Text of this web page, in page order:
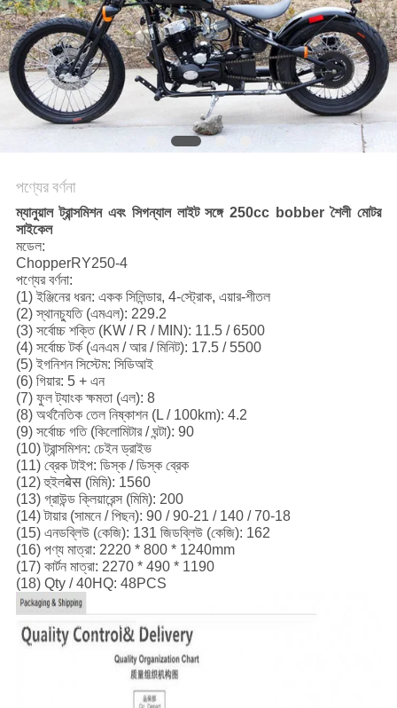
নীতি
পণ্যের বর্ণনা
ম্যানুয়াল ট্রান্সমিশন এবং সিগন্যাল লাইট সঙ্গে 250cc bobber শৈলী মোটর
সাইকেল
মডেল:
ChopperRY250-4
পণ্যের বর্ণনা:
(1) ইঞ্জিনের ধরন: একক সিলিন্ডার, 4-স্ট্রোক, এয়ার-শীতল
(2) স্থানচ্যুতি (এমএল): 229.2
(3) সর্বোচ্চ শক্তি (KW / R / MIN): 11.5 / 6500
(4) সর্বোচ্চ টর্ক (এনএম / আর / মিনিট): 17.5 / 5500
(5) ইগনিশন সিস্টেম: সিডিআই
(6) গিয়ার: 5 + এন
(7) ফুল ট্যাংক ক্ষমতা (এল): 8
(8) অর্থনৈতিক তেল নিষ্কাশন (L / 100km): 4.2
(9) সর্বোচ্চ গতি (কিলোমিটার / ঘন্টা): 90
(10) ট্রান্সমিশন: চেইন ড্রাইভ
(11) ব্রেক টাইপ: ডিস্ক / ডিস্ক ব্রেক
(12) হুইলबेस (মিমি): 1560
(13) গ্রাউন্ড ক্লিয়ারেন্স (মিমি): 200
(14) টায়ার (সামনে / পিছন): 90 / 90-21 / 140 / 70-18
(15) এনডব্লিউ (কেজি): 131 জিডব্লিউ (কেজি): 162
(16) পণ্য মাত্রা: 2220 * 800 * 1240mm
(17) কার্টন মাত্রা: 2270 * 490 * 1190
(18) Qty / 40HQ: 48PCS